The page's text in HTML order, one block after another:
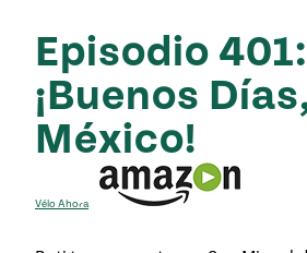
S14
1409:
en Mi
ENGLISH•ESPAÑOL
Episodio 401:
¡Buenos
México!
Vélo Ahora